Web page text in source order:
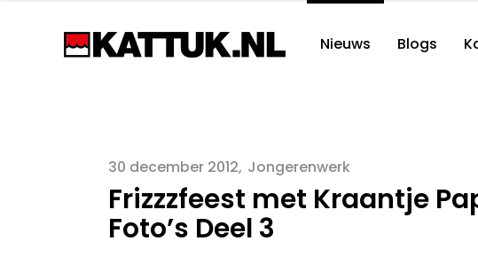
Nieuws Blogs
30 december 2012 Jongerenwerk
Frizzzfeest met Kraantje
Foto’s Deel 3